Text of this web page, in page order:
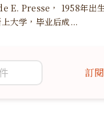
E. Presse， 1958年出
大学，毕业后成...
訂閱